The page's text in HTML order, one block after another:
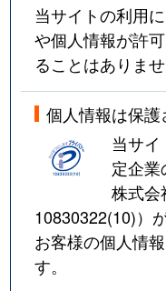
当サイトの利用
や個人情報が許
ることはありませ
個人情報は保
当サ
定企
株式会
10830322(10)）
お客様の個人情
す。